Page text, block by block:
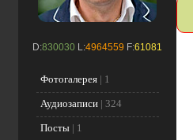
D:830030 L:4964559 F:61081
Фотогалерея| 1
Аудиозаписи| 324
Посты| 1